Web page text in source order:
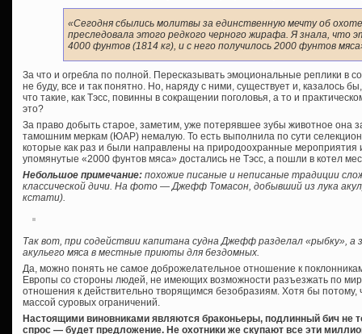
«Сегодня сбылись молитвы за единственную мечту об
преследовала этого редкого черного жирафа. Я знала, что
4000 фунтов (1814 кг), и с него получилось 2000 фунтов
За что и огребла по полной. Пересказывать эмоциональные реплики в
не буду, все и так понятно. Но, наряду с ними, существует и, казалось
что такие, как Тэсс, повинны в сокращении поголовья, а то и
это?
За право добыть старое, заметим, уже потерявшее зубы животное она
тамошним меркам (ЮАР) немалую. То есть выполнила по сути
которые как раз и были направлены на природоохранные мероприятия
упомянутые «2000 фунтов мяса» достались не Тэсс, а пошли в котел
Небольшое примечание: похожие писаные и неписаные традиции
классической дичи. На фото — Джефф Томасон, добывший из лука
кстати).
Так вот, при содействии капитана судна Джефф разделал «рыбку», а
акульего мяса в местные приюты для бездомных.
Да, можно понять не самое доброжелательное отношение к
Европы со стороны людей, не имеющих возможности разъезжать по
отношения к действительно творящимся безобразиям. Хотя бы потому,
массой суровых ограничений.
Настоящими виновниками являются браконьеры, подлинный бич не
спрос — будет предложение. Не охотники же скупают все эти